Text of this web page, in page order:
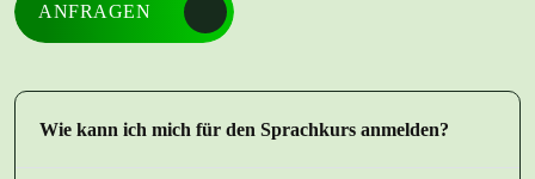
ANFRAGEN
Wie kann ich mich für den Sprachkurs anmelden?